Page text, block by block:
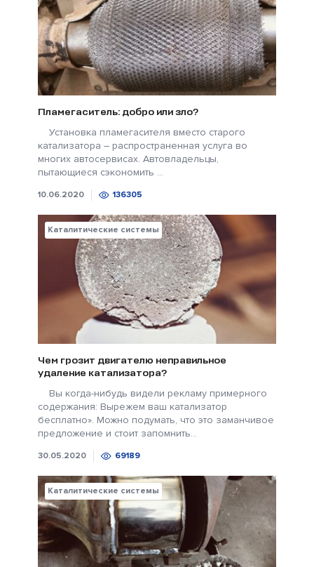
Пламегаситель: добро или зло?
Установка пламегасителя вместо старого
катализатора – распространенная услуга во
многих автосервисах. Автовладельцы,
пытающиеся сэкономить ...
10.06.2020 136305
Каталитические системы
Чем грозит двигателю неправильное
удаление катализатора?
Вы когда-нибудь видели рекламу примерного
содержания: Вырежем ваш катализатор
бесплатно». Можно подумать, что это заманчивое
предложение и стоит запомнить...
30.05.2020 69189
Каталитические системы